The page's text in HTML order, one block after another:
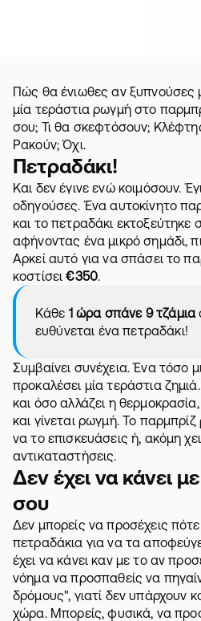
Πώς θα ένιωθες αν ξυπνούσες
μία τεράστια ρωγμή στο
σου; Τι θα σκεφτόσουν;
Ρακούν; Όχι.
Πετραδάκι!
Και δεν έγινε ενώ κοιμόσουν.
οδηγούσες. Ένα αυτοκίνητο
και το πετραδάκι εκτοξεύτηκε
αφήνοντας ένα μικρό σημάδι,
Αρκεί αυτό για να σπάσει το
κοστίσει€350.
Κάθε 1 ώρα σπάνε 9 τζάμια
ευθύνεται ένα πετραδάκι!
Συμβαίνει συνέχεια. Ένα τόσο
προκαλέσει μία τεράστια
και όσο αλλάζει η
και γίνεται ρωγμή. Το παρμπρίζ
να το επισκευάσεις ή, ακόμη
αντικαταστήσεις.
Δεν έχει να κάνει
σου
Δεν μπορείς να προσέχεις
πετραδάκια για να τα
έχει να κάνει καν με το αν
νόημα να προσπαθείς να
δρόμους", γιατί δεν υπάρχουν
χώρα. Μπορείς, φυσικά, να